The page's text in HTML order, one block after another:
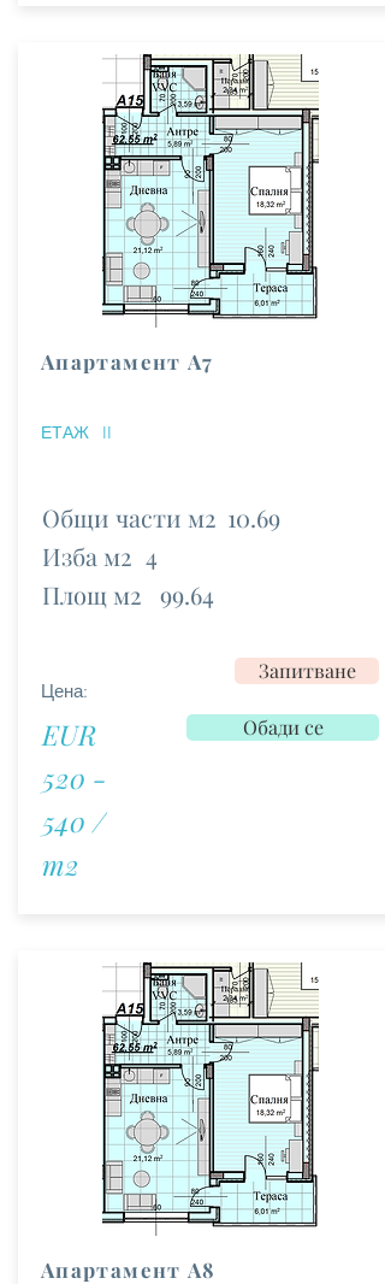
Апартамент А7
II
ЕТАЖ
Общи части м2
Изба м2
Площ м2
10.69
4
99.64
Цена:
EUR
520 -
540 /
m2
Запитване
Обади се
Апартамент А8